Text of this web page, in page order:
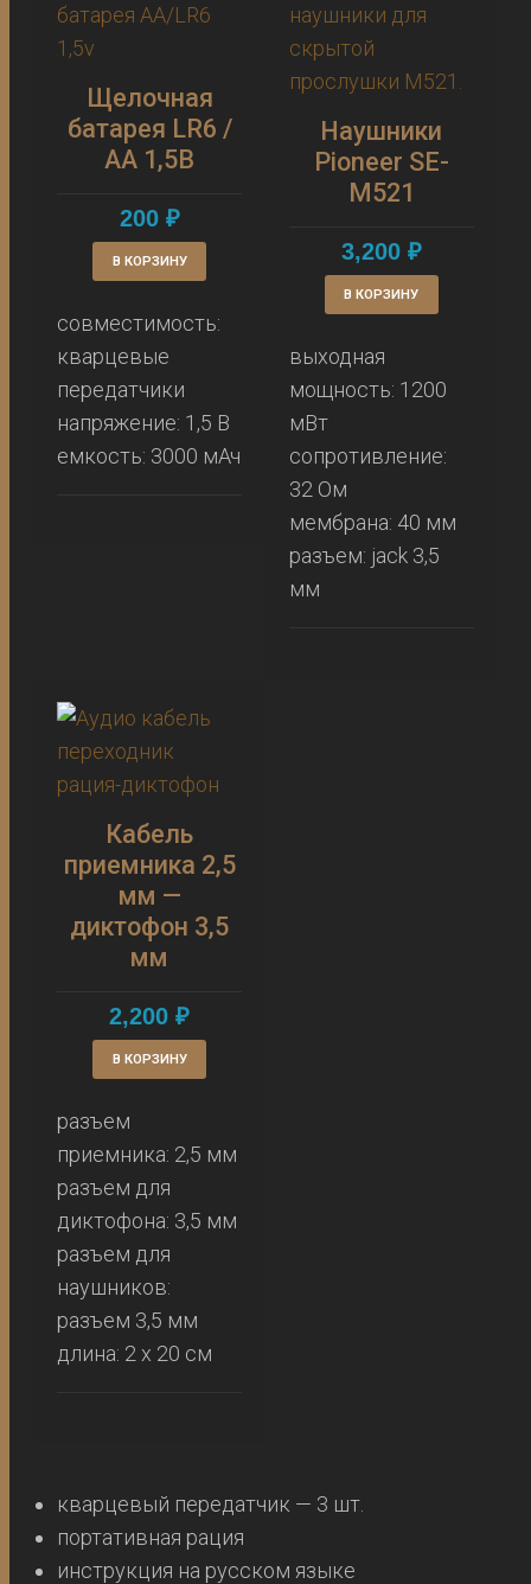
Щелочная
батарея LR6 /
AA 1,5В
200 ₽
В КОРЗИНУ
совместимость:
кварцевые
передатчики
напряжение: 1,5 В
емкость: 3000 мАч
Наушники
Pioneer SE-
M521
3,200 ₽
В КОРЗИНУ
выходная
мощность: 1200
мВт
сопротивление:
32 Ом
мембрана: 40 мм
разъем: jack 3,5
мм
Кабель
приемника 2,5
мм —
диктофон 3,5
мм
2,200₽
В КОРЗИНУ
разъем
приемника: 2,5 мм
разъем для
диктофона: 3,5 мм
разъем для
наушников:
разъем 3,5 мм
длина: 2 х 20 см
кварцевый передатчик — 3 шт.
портативная рация
инструкция на русском языке